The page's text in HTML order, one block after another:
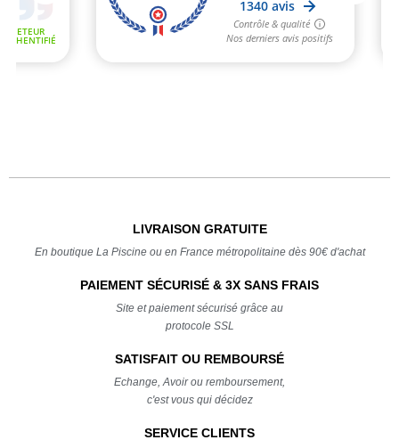
LIVRAISON GRATUITE
En boutique La Piscine ou en France métropolitaine dès 90€ d'achat
PAIEMENT SÉCURISÉ & 3X SANS FRAIS
Site et paiement sécurisé grâce au
protocole SSL
SATISFAIT OU REMBOURSÉ
Echange, Avoir ou remboursement,
c'est vous qui décidez
SERVICE CLIENTS